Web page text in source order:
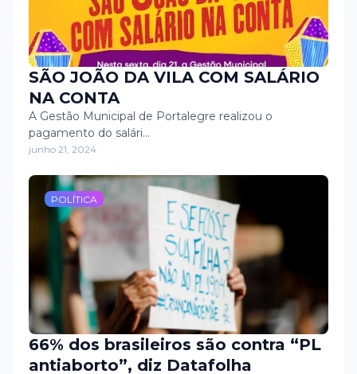
SÃO JOÃO DA VILA COM SALÁRIO
NA CONTA
A Gestão Municipal de Portalegre realizou o
pagamento do salári…
junho 21, 2024
POLÍTICA
66% dos brasileiros são contra “PL
antiaborto”, diz Datafolha